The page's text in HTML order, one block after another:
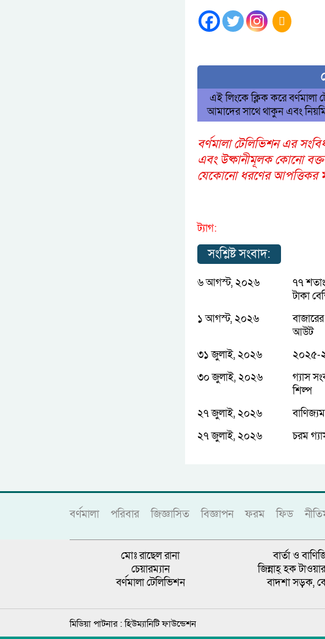
এই লিংকে ক্লিক করে
আমাদের সাথে থাকুন এবং
বর্ণমালা টেলিভিশন এর
এবং উষ্কানীমূলক কোনো
যেকোনো ধরণের আপত্তিকর
ট্যাগ:
সংশ্লিষ্ট সংবাদ:
৬ আগস্ট, ২০২৬
৭৭
টাকা
১ আগস্ট, ২০২৬
আউট
৩১ জুলাই, ২০২৬
২০২৫-
৩০ জুলাই, ২০২৬
গ্যাস
শিল্প
২৭ জুলাই, ২০২৬
২৭ জুলাই, ২০২৬
চরম
বর্ণমালা পরিবার জিজ্ঞাসিত বিজ্ঞাপন ফরম ফিড
মোঃ রাছেল রানা
চেয়ারম্যান
বর্ণমালা টেলিভিশন
বার্তা ও
জিন্নাহ্ হক
বাদশা সড়ক,
মিডিয়া পাটনার :হিউম্যানিটি ফাউন্ডেশন